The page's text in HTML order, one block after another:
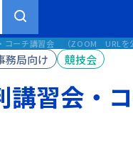
ーチ講習会 （ZOOM URLを公
務局向け 競技会
習会・